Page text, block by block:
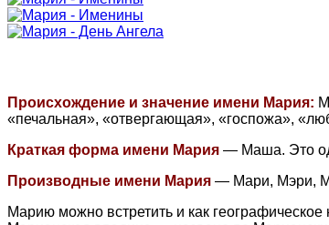
Происхождение и значение имени Мария:
«печальная», «отвергающая», «госпожа»,
Краткая форма имени Мария — Маша. Это
Производные имени Мария — Мари, Мэри,
Марию можно встретить и как